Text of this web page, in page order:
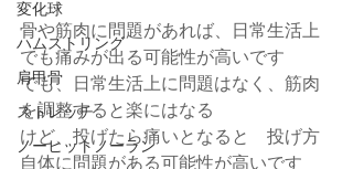
変化球
ハムストリング
肩甲骨
ストレッチ
ノーヒットノーラン
骨や筋肉に問題があれば、日常生活上
でも痛みが出る可能性が高いです
でも、日常生活上に問題はなく、筋肉
を調整すると楽にはなる
けど、投げたら痛いとなると　投げ方